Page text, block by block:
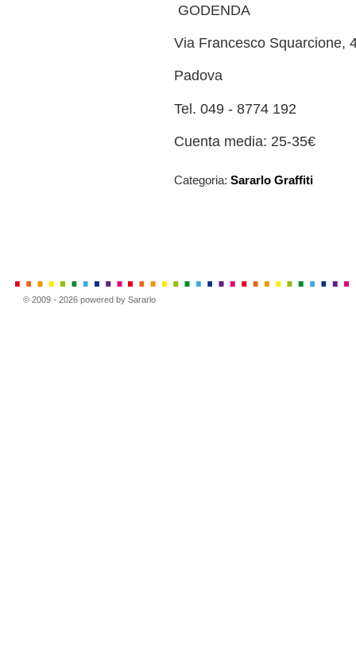
GODENDA
Via Francesco Squarcione,
Padova
Tel. 049 - 8774 192
Cuenta media: 25-35€
Categoria:Sararlo Graffiti
© 2009 - 2026 powered by Sararlo